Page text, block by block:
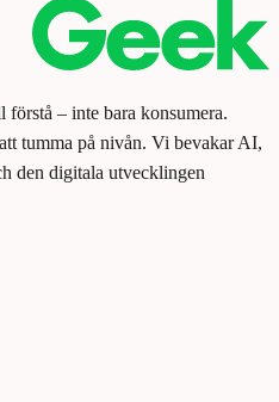
– inte bara konsumera.
tumma på nivån. Vi bevakar AI,
den digitala utvecklingen